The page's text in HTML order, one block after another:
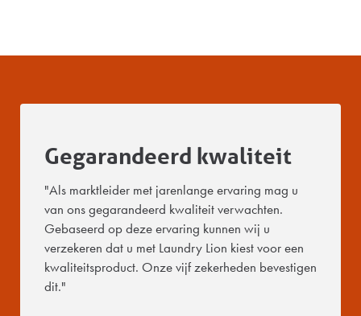
Gegarandeerd kwaliteit
"Als marktleider met jarenlange ervaring mag u
van ons gegarandeerd kwaliteit verwachten.
Gebaseerd op deze ervaring kunnen wij u
verzekeren dat u met Laundry Lion kiest voor een
kwaliteitsproduct. Onze vijf zekerheden bevestigen
dit."